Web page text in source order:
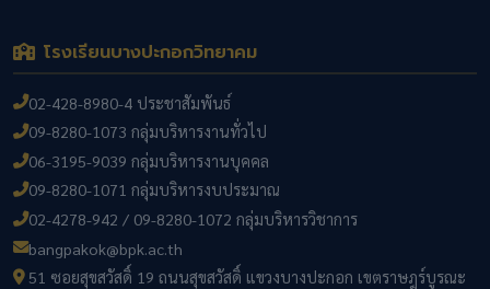
โรงเรียนบางปะกอกวิทยาคม
02-428-8980-4 ประชาสัมพันธ์
09-8280-1073 กลุ่มบริหารงานทั่วไป
06-3195-9039 กลุ่มบริหารงานบุคคล
09-8280-1071 กลุ่มบริหารงบประมาณ
02-4278-942 / 09-8280-1072 กลุ่มบริหารวิชาการ
bangpakok@bpk.ac.th
51 ซอยสุขสวัสดิ์ 19 ถนนสุขสวัสดิ์ แขวงบางปะกอก เขตราษฎร์บูรณะ